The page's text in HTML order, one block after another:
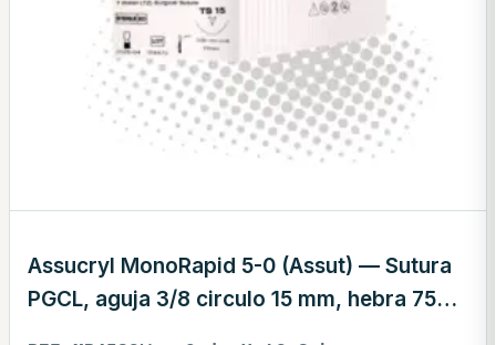
Assucryl MonoRapid 5-0 (Assut) — Sutura
PGCL, aguja 3/8 circulo 15 mm, hebra 75